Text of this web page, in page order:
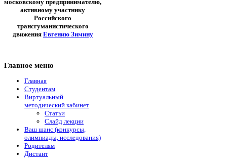
московскому предпринимателю,
активному участнику
Российского
трансгуманистического
движения Евгению Зимину
Главное меню
Главная
Студентам
Виртуальный
методический кабинет
Статьи
Слайд лекции
Ваш шанс (конкурсы,
олимпиады, исследования)
Родителям
Дистант